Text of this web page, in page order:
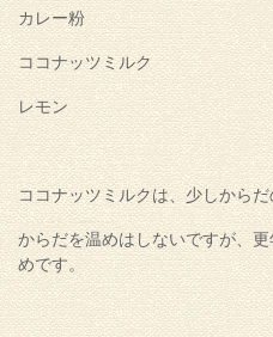
カレー粉
ココナッツミルク
レモン
ココナッツミルクは、少しからだ
からだを温めはしないですが、
めです。